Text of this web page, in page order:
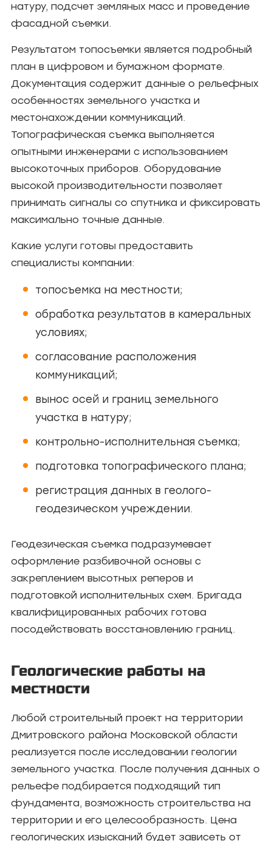
натуру, подсчет земляных масс и проведение
фасадной съемки.
Результатом топосъемки является подробный
план в цифровом и бумажном формате.
Документация содержит данные о рельефных
особенностях земельного участка и
местонахождении коммуникаций.
Топографическая съемка выполняется
опытными инженерами с использованием
высокоточных приборов. Оборудование
высокой производительности позволяет
принимать сигналы со спутника и фиксировать
максимально точные данные.
Какие услуги готовы предоставить
специалисты компании:
топосъемка на местности;
обработка результатов в камеральных
условиях;
согласование расположения
коммуникаций;
вынос осей и границ земельного
участка в натуру;
контрольно-исполнительная съемка;
подготовка топографического плана;
регистрация данных в геолого-
геодезическом учреждении.
Геодезическая съемка подразумевает
оформление разбивочной основы с
закреплением высотных реперов и
подготовкой исполнительных схем. Бригада
квалифицированных рабочих готова
посодействовать восстановлению границ.
Геологические работы на
местности
Любой строительный проект на территории
Дмитровского района Московской области
реализуется после исследовании геологии
земельного участка. После получения данных о
рельефе подбирается подходящий тип
фундамента, возможность строительства на
территории и его целесообразность. Цена
геологических изысканий будет зависеть от